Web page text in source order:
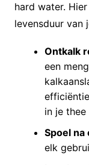
hard water.
levensduur van
Ontkalk
een
in je
Spoel na
elk